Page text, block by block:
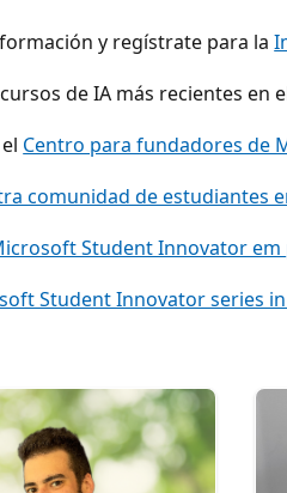
y regístrate para la
de IA más recientes en
Centro para fundadores de
comunidad de estudiantes
Student Innovator em
Student Innovator series in